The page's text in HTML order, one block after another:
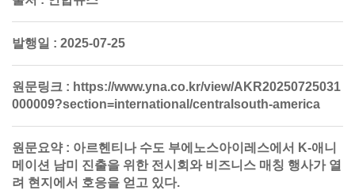
발행일 : 2025-07-25
원문링크 : https://www.yna.co.kr/view/AKR20250725031
000009?section=international/centralsouth-america
원문요약 : 아르헨티나 수도 부에노스아이레스에서 K-애니
메이션 남미 진출을 위한 전시회와 비즈니스 매칭 행사가 열
려 현지에서 호응을 얻고 있다.